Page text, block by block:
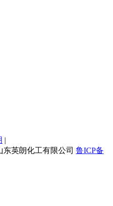
|
东英朗化工有限公司 鲁ICP备